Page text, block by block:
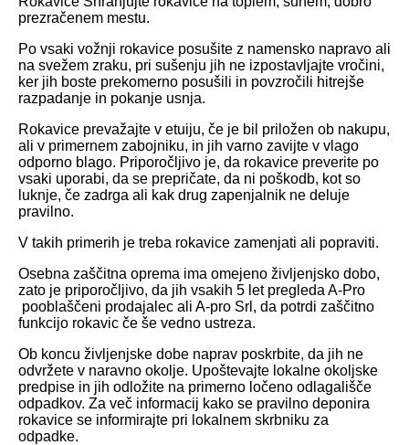
prezračenem mestu.
Po vsaki vožnji rokavice posušite z namensko napravo ali
na svežem zraku, pri sušenju jih ne izpostavljajte vročini,
ker jih boste prekomerno posušili in povzročili hitrejše
razpadanje in pokanje usnja.
Rokavice prevažajte v etuiju, če je bil priložen ob nakupu,
ali v primernem zabojniku, in jih varno zavijte v vlago
odporno blago. Priporočljivo je, da rokavice preverite po
vsaki uporabi, da se prepričate, da ni poškodb, kot so
luknje, če zadrga ali kak drug zapenjalnik ne deluje
pravilno.
V takih primerih je treba rokavice zamenjati ali popraviti.
Osebna zaščitna oprema ima omejeno življenjsko dobo,
zato je priporočljivo, da jih vsakih 5 let pregleda A-Pro
pooblaščeni prodajalec ali A-pro Srl, da potrdi zaščitno
funkcijo rokavic če še vedno ustreza.
Ob koncu življenjske dobe naprav poskrbite, da jih ne
odvržete v naravno okolje. Upoštevajte lokalne okoljske
predpise in jih odložite na primerno ločeno odlagališče
odpadkov. Za več informacij kako se pravilno deponira
rokavice se informirajte pri lokalnem skrbniku za
odpadke.